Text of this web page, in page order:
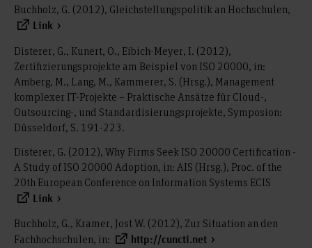
Buchholz, G. (2012), Gleichstellungspolitik an Hochschulen,
Link
Disterer, G., Kunert, O., Eibich-Meyer, I. (2012),
Zertifizierungsprojekte am Beispiel von ISO 20000, in:
Amberg, M., Lang, M., Kammerer, S. (Hrsg.), Management
komplexer IT-Projekte – Praktische Ansätze für Cloud-,
Outsourcing-, und Standardisierungsprojekte, Symposion:
Düsseldorf, S. 191-223.
Disterer, G. (2012), Why Firms Seek ISO 20000 Certification -
A Study of ISO 20000 Adoption, in: AIS (Hrsg.), Proc. of the
20th European Conference on Information Systems ECIS
Link
Buchholz, G., Kramer, Jost W. (2012), Zur Situation an den
Fachhochschulen, in:
http://cuncti.net